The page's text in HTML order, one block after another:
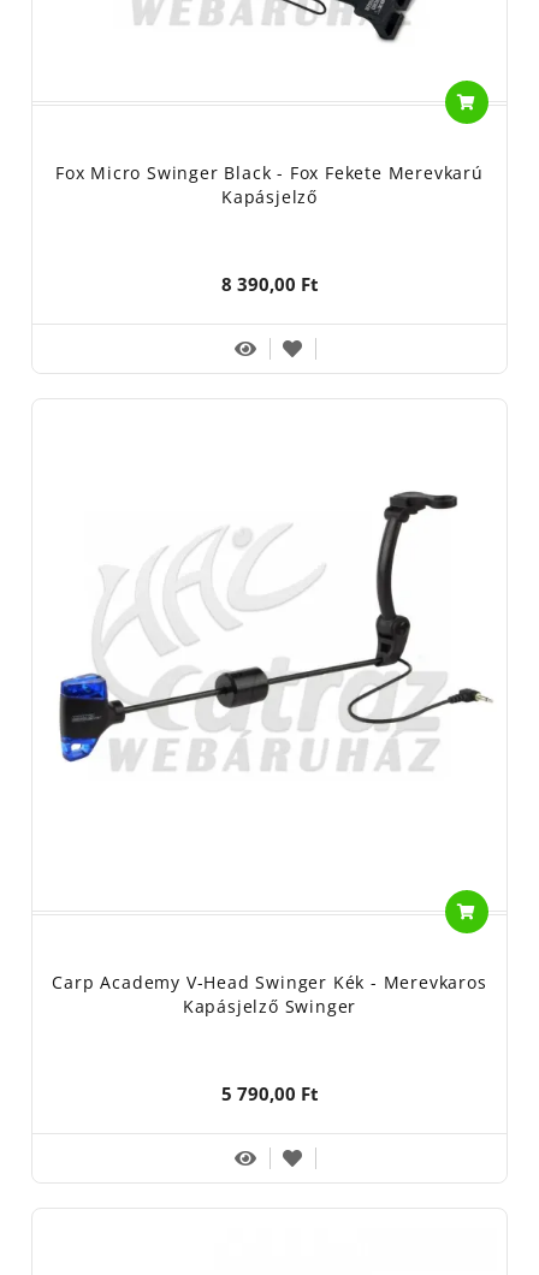
Fox Micro Swinger Black - Fox Fekete Merevkarú
Kapásjelző
8 390,00 Ft
Carp Academy V-Head Swinger Kék - Merevkaros
Kapásjelző Swinger
5 790,00 Ft